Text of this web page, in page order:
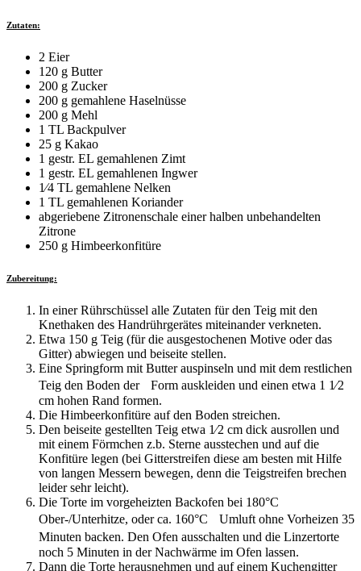
Zutaten:
2 Eier
120 g Butter
200 g Zucker
200 g gemahlene Haselnüsse
200 g Mehl
1 TL Backpulver
25 g Kakao
1 gestr. EL gemahlenen Zimt
1 gestr. EL gemahlenen Ingwer
1⁄4 TL gemahlene Nelken
1 TL gemahlenen Koriander
abgeriebene Zitronenschale einer halben unbehandelten
Zitrone
250 g Himbeerkonfitüre
Zubereitung:
In einer Rührschüssel alle Zutaten für den Teig mit den
Knethaken des Handrührgerätes miteinander verkneten.
Etwa 150 g Teig (für die ausgestochenen Motive oder das
Gitter) abwiegen und beiseite stellen.
Eine Springform mit Butter auspinseln und mit dem restlichen
Teig den Boden der Form auskleiden und einen etwa 1 1⁄2
cm hohen Rand formen.
Die Himbeerkonfitüre auf den Boden streichen.
Den beiseite gestellten Teig etwa 1⁄2 cm dick ausrollen und
mit einem Förmchen z.b. Sterne ausstechen und auf die
Konfitüre legen (bei Gitterstreifen diese am besten mit Hilfe
von langen Messern bewegen, denn die Teigstreifen brechen
leider sehr leicht).
Die Torte im vorgeheizten Backofen bei 180°C
Ober-/Unterhitze, oder ca. 160°C Umluft ohne Vorheizen 35
Minuten backen. Den Ofen ausschalten und die Linzertorte
noch 5 Minuten in der Nachwärme im Ofen lassen.
Dann die Torte herausnehmen und auf einem Kuchengitter